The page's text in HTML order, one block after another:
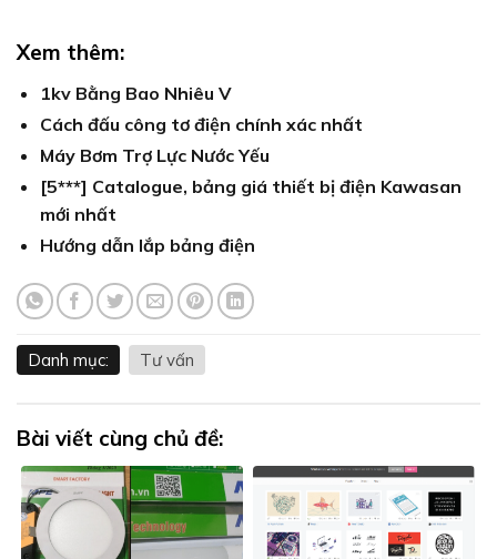
Xem thêm:
1kv Bằng Bao Nhiêu V
Cách đấu công tơ điện chính xác nhất
Máy Bơm Trợ Lực Nước Yếu
[5***] Catalogue, bảng giá thiết bị điện Kawasan
mới nhất
Hướng dẫn lắp bảng điện
Danh mục: Tư vấn
Bài viết cùng chủ đề: